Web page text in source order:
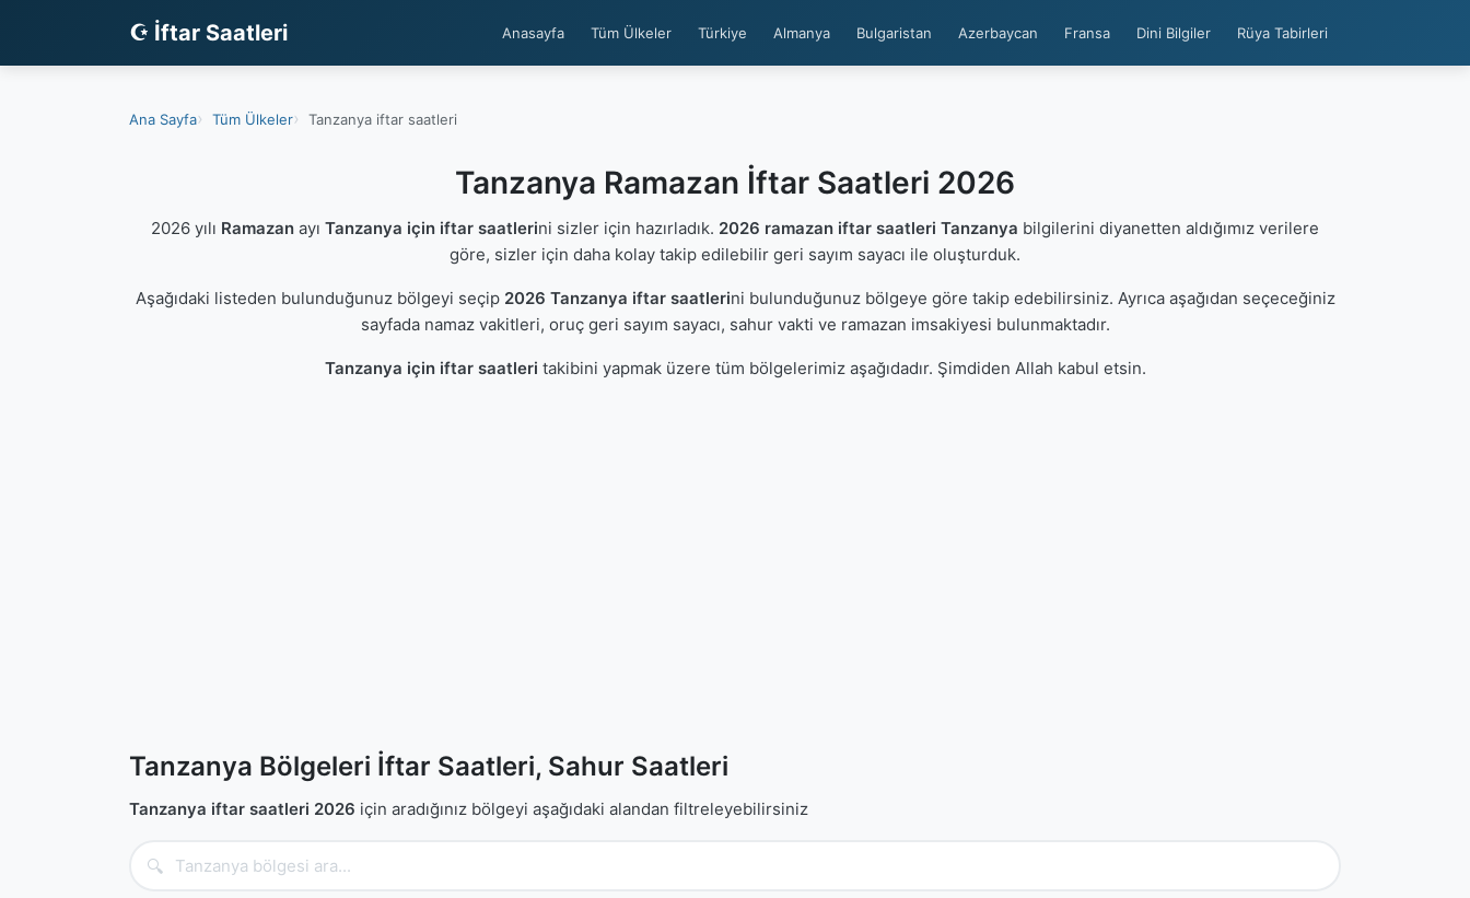
☪ İftar Saatleri Anasayfa Tüm Ülkeler Türkiye Almanya Bulgaristan Azerbaycan Fransa Dini Bilgiler Rüya Tabirleri
Ana Sayfa Tüm Ülkeler Tanzanya iftar saatleri
Tanzanya Ramazan İftar Saatleri 2026
2026 yılı Ramazan ayı Tanzanya için iftar saatlerini sizler için hazırladık. 2026 ramazan iftar saatleri Tanzanya bilgilerini diyanetten aldığımız verilere
göre, sizler için daha kolay takip edilebilir geri sayım sayacı ile oluşturduk.
Aşağıdaki listeden bulunduğunuz bölgeyi seçip 2026 Tanzanya iftar saatlerini bulunduğunuz bölgeye göre takip edebilirsiniz. Ayrıca aşağıdan seçeceğiniz
sayfada namaz vakitleri, oruç geri sayım sayacı, sahur vakti ve ramazan imsakiyesi bulunmaktadır.
Tanzanya için iftar saatleri takibini yapmak üzere tüm bölgelerimiz aşağıdadır. Şimdiden Allah kabul etsin.
Tanzanya Bölgeleri İftar Saatleri, Sahur Saatleri
Tanzanya iftar saatleri 2026 için aradığınız bölgeyi aşağıdaki alandan filtreleyebilirsiniz
🔍